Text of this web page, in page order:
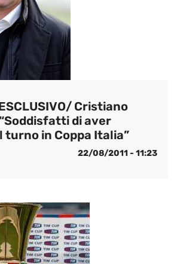
Cristiano
di aver
turno in Coppa Italia”
22/08/2011 - 11:23